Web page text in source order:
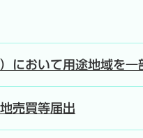
において用途地域を一
売買等届出